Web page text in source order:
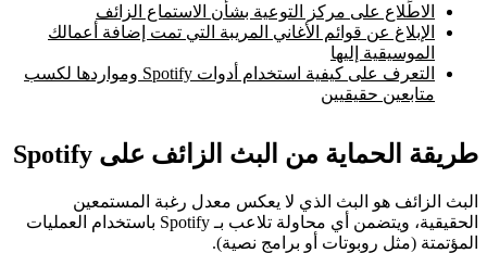
الاطِّلاع على مركز التوعية بشأن الاستماع الزائف
الإبلاغ عن قوائم الأغاني المريبة التي تمت إضافة أعمالك
الموسيقية إليها
التعرف على كيفية استخدام أدوات Spotify ومواردها لكسب
متابعين حقيقيين
طريقة الحماية من البث الزائف على Spotify
البث الزائف هو البث الذي لا يعكس معدل رغبة المستمعين
الحقيقية، ويتضمن أي محاولة تلاعب بـ Spotify باستخدام العمليات
المؤتمتة (مثل روبوتات أو برامج نصية).